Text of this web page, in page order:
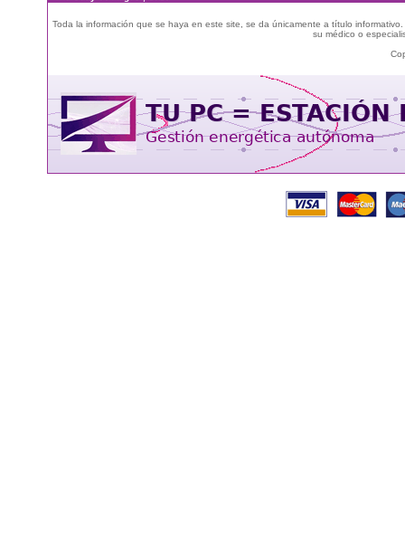
Toda la información que se haya en este site, se da únicamente a título
su médico o